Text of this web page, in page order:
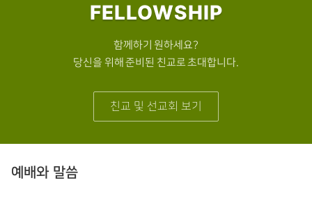
FELLOWSHIP
함께하기 원하세요?
당신을 위해 준비된 친교로 초대합니다.
친교 및 선교회 보기
예배와 말씀